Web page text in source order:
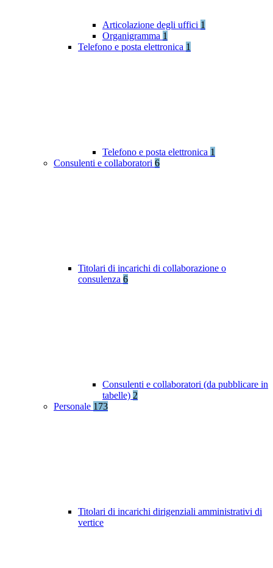
Articolazione degli uffici 1
Organigramma 1
Telefono e posta elettronica 1
Telefono e posta elettronica 1
Consulenti e collaboratori 6
Titolari di incarichi di collaborazione o
consulenza 6
Consulenti e collaboratori (da pubblicare in
tabelle) 2
Personale 173
Titolari di incarichi dirigenziali amministrativi di
vertice